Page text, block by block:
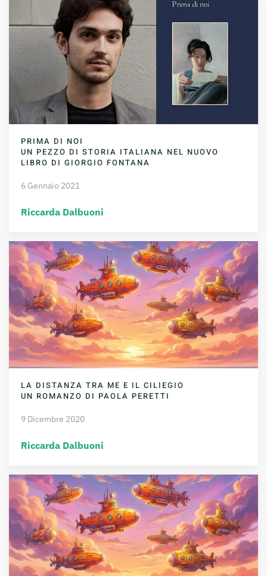
PRIMA DI NOI
UN PEZZO DI STORIA ITALIANA NEL NUOVO
LIBRO DI GIORGIO FONTANA
6 Gennaio 2021
Riccarda Dalbuoni
LA DISTANZA TRA ME E IL CILIEGIO
UN ROMANZO DI PAOLA PERETTI
9 Dicembre 2020
Riccarda Dalbuoni